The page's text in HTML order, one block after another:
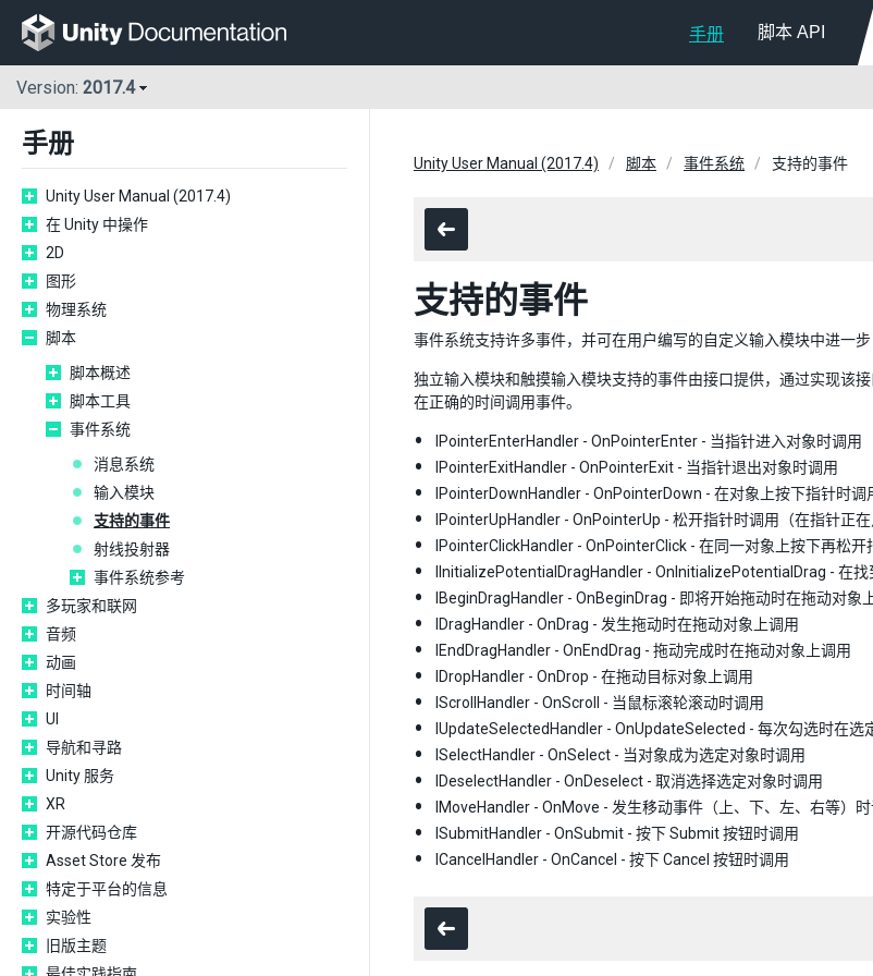
手册 脚本 API
Version: 2017.4
手册
Unity User Manual (2017.4)
在 Unity 中操作
2D
图形
物理系统
脚本
脚本概述
脚本工具
事件系统
消息系统
输入模块
支持的事件
射线投射器
事件系统参考
多玩家和联网
音频
动画
时间轴
UI
导航和寻路
Unity 服务
XR
开源代码仓库
Asset Store 发布
特定于平台的信息
实验性
旧版主题
Unity User Manual (2017.4) 脚本 事件系统 支持的事件
支持的事件
事件系统支持许多事件，并可在用户编写的自定义输入模块中进一步
独立输入模块和触摸输入模块支持的事件由接口提供，通过实现该
在正确的时间调用事件。
IPointerEnterHandler - OnPointerEnter - 当指针进入对象时调用
IPointerExitHandler - OnPointerExit - 当指针退出对象时调用
IPointerDownHandler - OnPointerDown - 在对象上按下指针时调
IPointerUpHandler - OnPointerUp - 松开指针时调用（在指针正
IPointerClickHandler - OnPointerClick - 在同一对象上按下再松开
IInitializePotentialDragHandler - OnInitializePotentialDrag - 在
IBeginDragHandler - OnBeginDrag - 即将开始拖动时在拖动对象
IDragHandler - OnDrag - 发生拖动时在拖动对象上调用
IEndDragHandler - OnEndDrag - 拖动完成时在拖动对象上调用
IDropHandler - OnDrop - 在拖动目标对象上调用
IScrollHandler - OnScroll - 当鼠标滚轮滚动时调用
IUpdateSelectedHandler - OnUpdateSelected - 每次勾选时在选
ISelectHandler - OnSelect - 当对象成为选定对象时调用
IDeselectHandler - OnDeselect - 取消选择选定对象时调用
IMoveHandler - OnMove - 发生移动事件（上、下、左、右等）时
ISubmitHandler - OnSubmit - 按下 Submit 按钮时调用
ICancelHandler - OnCancel - 按下 Cancel 按钮时调用